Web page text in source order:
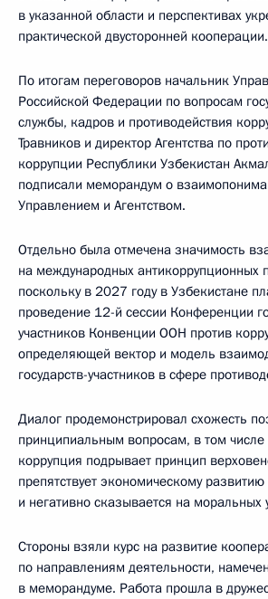
в указанной области и перспективах
практической двусторонней кооперации.
По итогам переговоров начальник
Российской Федерации по вопросам
службы, кадров и противодействия
Травников и директор Агентства по
коррупции Республики Узбекистан
подписали меморандум о
Управлением и Агентством.
Отдельно была отмечена значимость
на международных антикоррупционных
поскольку в 2027 году в Узбекистане
проведение 12-й сессии Конференции
участников Конвенции ООН против
определяющей вектор и модель
государств-участников в сфере
Диалог продемонстрировал схожесть
принципиальным вопросам, в том числе
коррупция подрывает принцип
препятствует экономическому развитию
и негативно сказывается на моральных
Стороны взяли курс на развитие
по направлениям деятельности,
в меморандуме. Работа прошла в